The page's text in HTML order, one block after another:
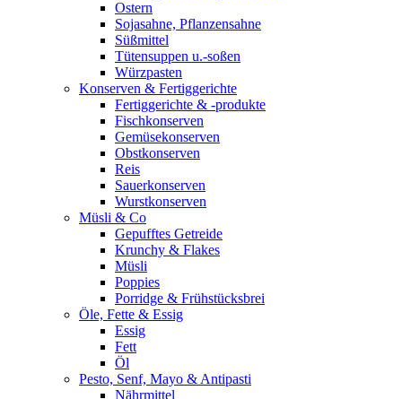
Ostern
Sojasahne, Pflanzensahne
Süßmittel
Tütensuppen u.-soßen
Würzpasten
Konserven & Fertiggerichte
Fertiggerichte & -produkte
Fischkonserven
Gemüsekonserven
Obstkonserven
Reis
Sauerkonserven
Wurstkonserven
Müsli & Co
Gepufftes Getreide
Krunchy & Flakes
Müsli
Poppies
Porridge & Frühstücksbrei
Öle, Fette & Essig
Essig
Fett
Öl
Pesto, Senf, Mayo & Antipasti
Nährmittel